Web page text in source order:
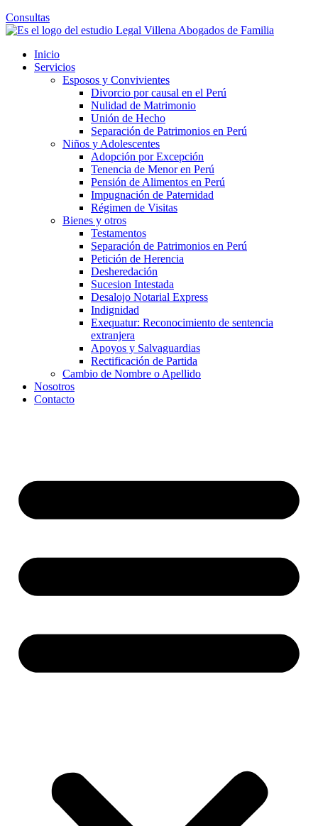
Consultas
Inicio
Servicios
Esposos y Convivientes
Divorcio por causal en el Perú
Nulidad de Matrimonio
Unión de Hecho
Separación de Patrimonios en Perú
Niños y Adolescentes
Adopción por Excepción
Tenencia de Menor en Perú
Pensión de Alimentos en Perú
Impugnación de Paternidad
Régimen de Visitas
Bienes y otros
Testamentos
Separación de Patrimonios en Perú
Petición de Herencia
Desheredación
Sucesion Intestada
Desalojo Notarial Express
Indignidad
Exequatur: Reconocimiento de sentencia
extranjera
Apoyos y Salvaguardias
Rectificación de Partida
Cambio de Nombre o Apellido
Nosotros
Contacto